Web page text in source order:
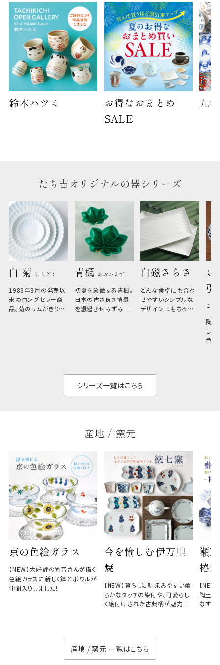
横
30cm
幅
14cm
袋のサイズは当店で最適なものをご用意いたしま
す。
ご提供枚数の上限はご注文商品数となります。
天掛け包装、ギフト袋対応の商品にはおつけでき
ません。
※犬猫時計には、手提袋をお付けできません
鈴木ハツミ
お得なおまとめ
SALE
九
たち吉オリジナルの器シリーズ
白 菊 しらぎく
1983年8月の発売以
来のロングセラー商
品。菊のリムがきりっ
青楓 あおかえで
初夏を象徴する青楓。
日本の古き良き情景
を想起させみずみず
白磁さらさ
どんな食卓にも合わ
せやすいシンプルな
デザインはもちろん、
い
こひ
陶器
しい
色の
シリーズ一覧はこちら
産地 / 窯元
京の色絵ガラス
【NEW】大好評の尚音さんが描く
色絵ガラスに新しく鉢とボウルが
仲間入りしました！
今を愉しむ伊万里
焼
【NEW】暮らしに馴染みやすい柔
らかなタッチの染付や、可愛らし
く絵付けされた古典柄が魅力の
瀬
椿窯
【
陶土と
なす、
産地 / 窯元 一覧はこちら